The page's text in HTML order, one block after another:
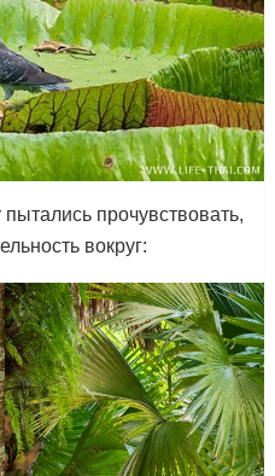
прочувствовать,
вокруг: